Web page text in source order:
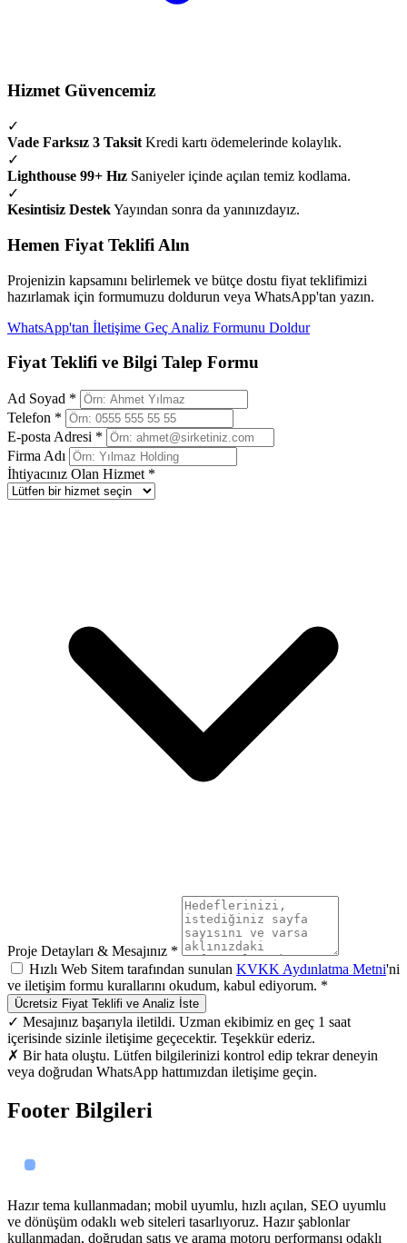
Hizmet Güvencemiz
✓
Vade Farksız 3 Taksit Kredi kartı ödemelerinde kolaylık.
✓
Lighthouse 99+ Hız Saniyeler içinde açılan temiz kodlama.
✓
Kesintisiz DestekYayından sonra da yanınızdayız.
Hemen Fiyat Teklifi Alın
Projenizin kapsamını belirlemek ve bütçe dostu fiyat teklifimizi
hazırlamak için formumuzu doldurun veya WhatsApp'tan yazın.
WhatsApp'tan İletişime Geç Analiz Formunu Doldur
Fiyat Teklifi ve Bilgi Talep Formu
Ad Soyad *
Telefon *
E-posta Adresi *
Firma Adı
İhtiyacınız Olan Hizmet *
Proje Detayları & Mesajınız *
Hızlı Web Sitem tarafından sunulan KVKK Aydınlatma Metni'ni
ve iletişim formu kurallarını okudum, kabul ediyorum. *
Ücretsiz Fiyat Teklifi ve Analiz İste
✓ Mesajınız başarıyla iletildi. Uzman ekibimiz en geç 1 saat
içerisinde sizinle iletişime geçecektir. Teşekkür ederiz.
✗ Bir hata oluştu. Lütfen bilgilerinizi kontrol edip tekrar deneyin
veya doğrudan WhatsApp hattımızdan iletişime geçin.
Footer Bilgileri
Hazır tema kullanmadan; mobil uyumlu, hızlı açılan, SEO uyumlu
ve dönüşüm odaklı web siteleri tasarlıyoruz. Hazır şablonlar
kullanmadan, doğrudan satış ve arama motoru performansı odaklı